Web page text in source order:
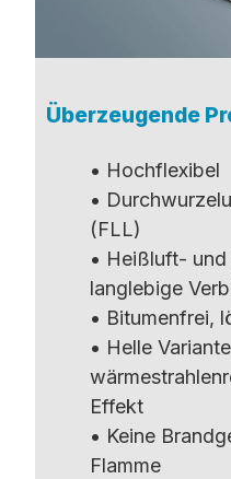
Überzeugende
• Hochflexibel
•
(FLL)
• Heißluft-
langlebige
• Bitumenfrei,
• Helle
Effekt
• Keine
Flamme